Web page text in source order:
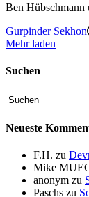
Ben Hübschmann
Gurpinder Sekhon
Mehr laden
Suchen
Neueste
F.H. zu
Mike
anonym zu
Paschs zu